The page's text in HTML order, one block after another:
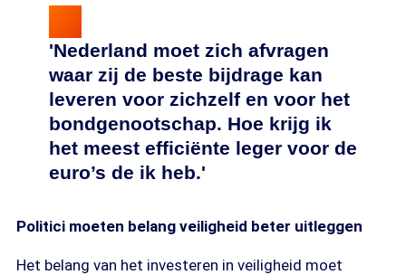
'Nederland moet zich afvragen
waar zij de beste bijdrage kan
leveren voor zichzelf en voor het
bondgenootschap. Hoe krijg ik
het meest efficiënte leger voor de
euro’s de ik heb.'
Politici moeten belang veiligheid beter uitleggen
Het belang van het investeren in veiligheid moet